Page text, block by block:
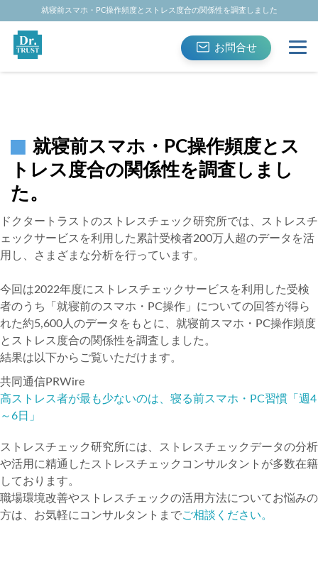
就寝前スマホ・PC操作頻度とストレス度合の関係性を調査しました
お問合せ
就寝前スマホ・PC操作頻度とス
トレス度合の関係性を調査しまし
た。
ドクタートラストのストレスチェック研究所では、ストレスチ
ェックサービスを利用した累計受検者200万人超のデータを活
用し、さまざまな分析を行っています。
今回は2022年度にストレスチェックサービスを利用した受検
者のうち「就寝前のスマホ・PC操作」についての回答が得ら
れた約5,600人のデータをもとに、就寝前スマホ・PC操作頻度
とストレス度合の関係性を調査しました。
結果は以下からご覧いただけます。
共同通信PRWire
高ストレス者が最も少ないのは、寝る前スマホ・PC習慣「週4
～6日」
ストレスチェック研究所には、ストレスチェックデータの分析
や活用に精通したストレスチェックコンサルタントが多数在籍
しております。
職場環境改善やストレスチェックの活用方法についてお悩みの
方は、お気軽にコンサルタントまでご相談ください。